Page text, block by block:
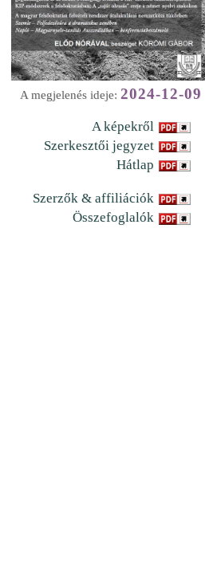
A megjelenés ideje: 2024-12-09
A képekről
Szerkesztői jegyzet
Hátlap
Szerzők & affiliációk
Összefoglalók